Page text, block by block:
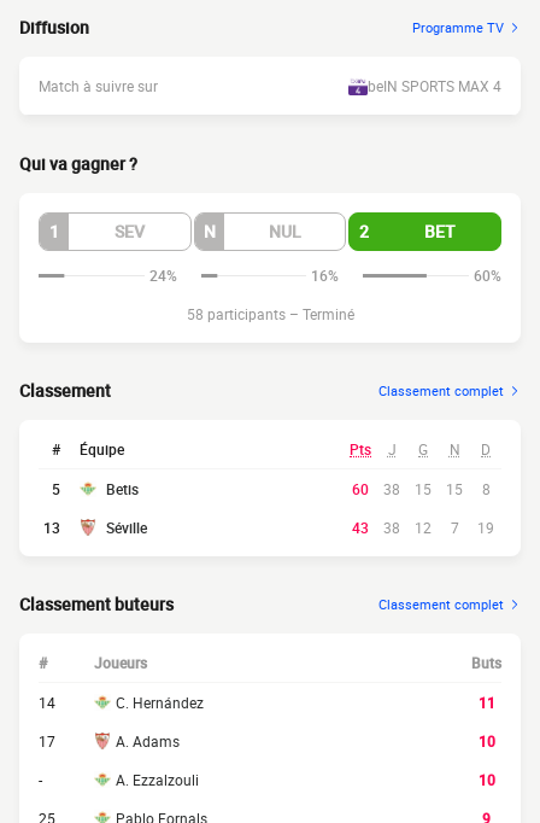
Diffusion Programme TV
Match à suivre sur beIN SPORTS MAX 4
Qui va gagner ?
1 SEV N NUL 2 BET
24% 16%
60%
58 participants – Terminé
Classement Classement complet
# Équipe Pts J G N D
5 Betis 60 38 15 15
8
13
Séville 43 38 12 7 19
Classement buteurs Classement complet
# Joueurs Buts
14 C. Hernández
11
17
A. Adams
10
-
A. Ezzalzouli
10
25
Pablo Fornals 9